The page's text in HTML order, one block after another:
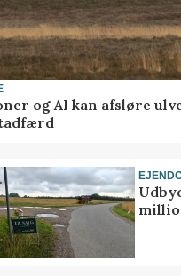
og AI kan afsløre